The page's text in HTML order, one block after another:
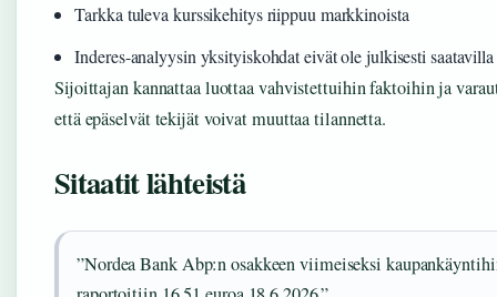
Tarkka tuleva kurssikehitys riippuu markkinoista
Inderes-analyysin yksityiskohdat eivät ole julkisesti
Sijoittajan kannattaa luottaa vahvistettuihin faktoihin ja
että epäselvät tekijät voivat muuttaa tilannetta.
Sitaatit lähteistä
”Nordea Bank Abp:n osakkeen viimeiseksi